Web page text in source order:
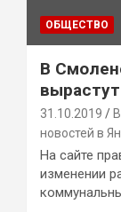
ОБЩЕСТВО
В
вырастут
31.10.2019
новостей в
На сайте
изменении